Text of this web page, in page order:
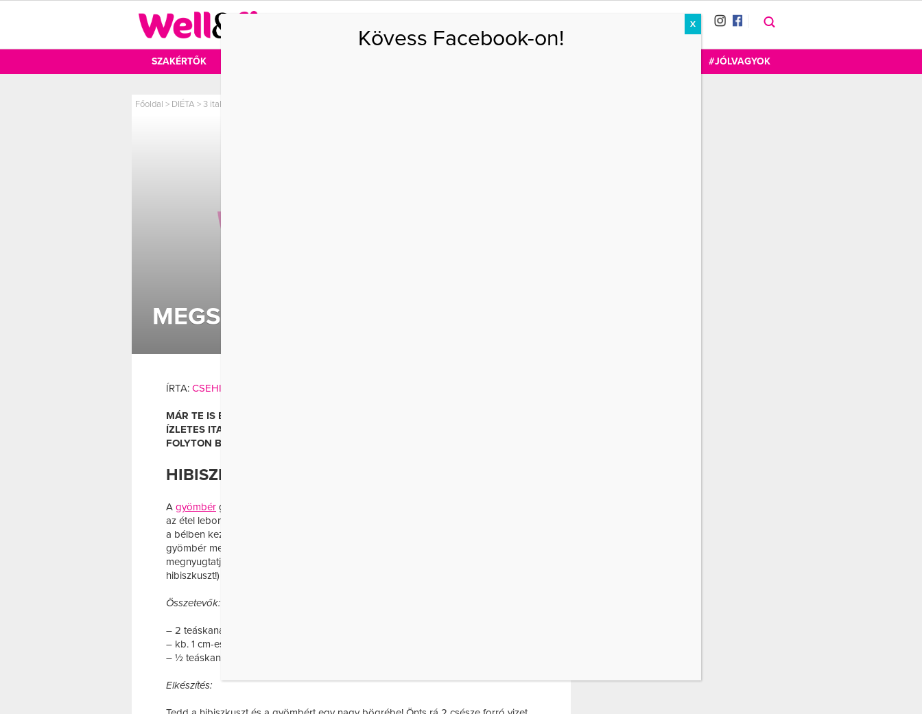
SZAKÉRTŐK #JÓLVAGYOK
Főoldal > DIÉTA >3 ital, amely segít megszabadulni a hasi zsírtól
MEGSZABADULNI A HASI ZSÍRTÓL
ÍRTA: CSEHI DORINA
MÁR TE IS ELKEZDTED FORMÁBA HOZNI MAGAD A NYÁRRA? EZEK AZ
ÍZLETES ITALOK GARANTÁLTAN SEGÍTENI FOGNAK, HOGY NE KELLJEN
FOLYTON BEHÚZOTT HASSAL JÁRNOD!
HIBISZKUSZ-GYÖMBÉR TONIK
A gyömbér gyulladáscsökkentőt tartalmaz és az emésztést is támogatja, mert segít
az étel lebontásában. Ha az ennivaló nem bomlik le rendesen a gyomorban, akkor
a bélben kezd erjedni, ami gázt és a puffadást okoz. Tökéletes választás a
gyömbér mellé a hibiszkusz, amely olyan polifenolokat tartalmaz, amelyek
megnyugtatják az emésztőrendszert. (Figyelem, a terhes nők nem fogyaszthatnak
hibiszkuszt!)
Összetevők:
– 2 teáskanál szárított hibiszkuszvirág
– kb. 1 cm-es darab frissen reszelt gyömbér
– ½ teáskanál nyers méz vagy más édesítő
Elkészítés:
Kövess Facebook-on!
X